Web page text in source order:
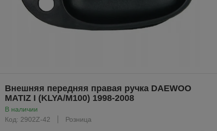
Внешняя передняя правая ручка DAEWOO
MATIZ I (KLYA/M100) 1998-2008
В наличии
Код: 2902Z-42
Розница